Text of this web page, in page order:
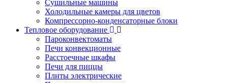
Сушильные машины
Холодильные камеры для цветов
Компрессорно-конденсаторные блоки
Тепловое оборудование
Пароконвектоматы
Печи конвекционные
Расстоечные шкафы
Печи для пиццы
Плиты электрические